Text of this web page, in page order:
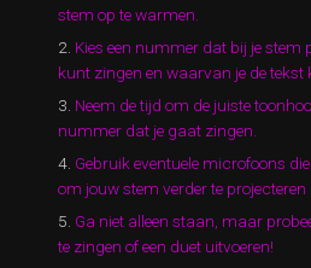
stem op te warmen.
Kies een nummer dat bij je stem
kunt zingen en waarvan je de tekst
Neem de tijd om de juiste
nummer dat je gaat zingen.
Gebruik eventuele microfoons
om jouw stem verder te projecteren
Ga niet alleen staan, maar
te zingen of een duet uitvoeren!